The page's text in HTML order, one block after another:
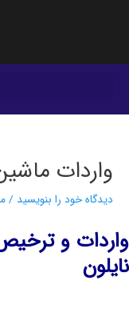
واردات
دیدگاه‌ خود را بنویسید /
واردات و
نایلون